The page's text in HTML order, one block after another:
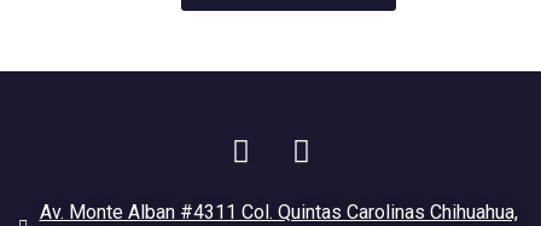
Av. Monte Alban #4311 Col. Quintas Carolinas Chihuahua,